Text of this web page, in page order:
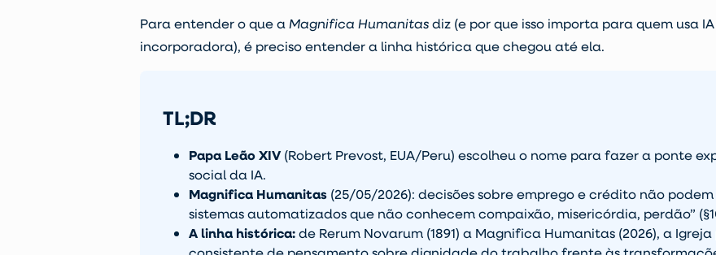
Para entender o que a Magnifica Humanitasdiz (e por que isso importa para quem usa
incorporadora), é preciso entender a linha histórica que chegou até ela.
TL;DR
Papa Leão XIV (Robert Prevost, EUA/Peru) escolheu o nome para fazer a ponte
social da IA.
Magnifica Humanitas (25/05/2026): decisões sobre emprego e crédito não
sistemas automatizados que não conhecem compaixão, misericórdia, perdão”
A linha histórica:de Rerum Novarum (1891) a Magnifica Humanitas (2026), a